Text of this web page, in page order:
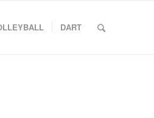
DART